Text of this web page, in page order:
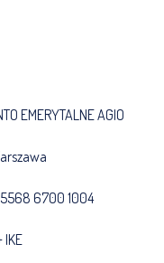
EMERYTALNE AGIO
6700 1004
IKE